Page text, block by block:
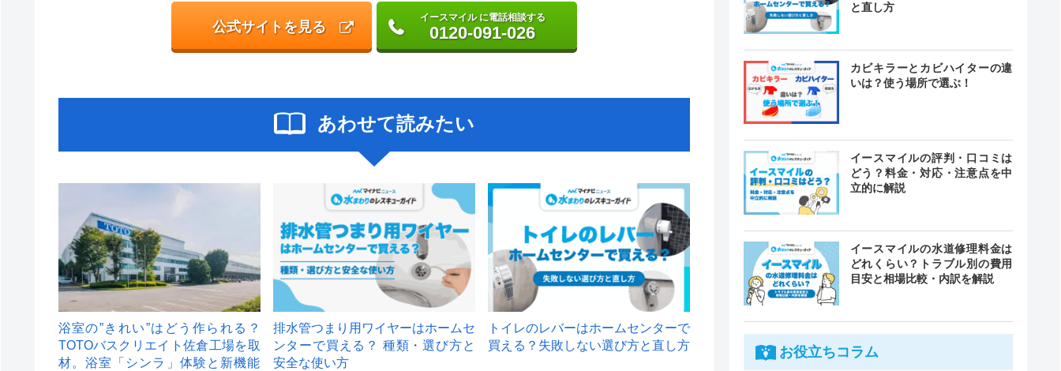
公式サイトを見る
イースマイル に電話相談する
0120-091-026
あわせて読みたい
浴室の”きれい”はどう作られる？
TOTOバスクリエイト佐倉工場を取
材。浴室「シンラ」体験と新機能
排水管つまり用ワイヤーはホームセ
ンターで買える？ 種類・選び方と
安全な使い方
トイレのレバーはホームセンターで
買える？失敗しない選び方と直し方
と直し方
カビキラーとカビハイターの違
いは？使う場所で選ぶ！
イースマイルの評判・口コミは
どう？料金・対応・注意点を中
立的に解説
イースマイルの水道修理料金は
どれくらい？トラブル別の費用
目安と相場比較・内訳を解説
お役立ちコラム